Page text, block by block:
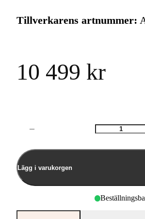
Tillverkarens artnummer:
10 499 kr
Antal
Lägg i varukorgen